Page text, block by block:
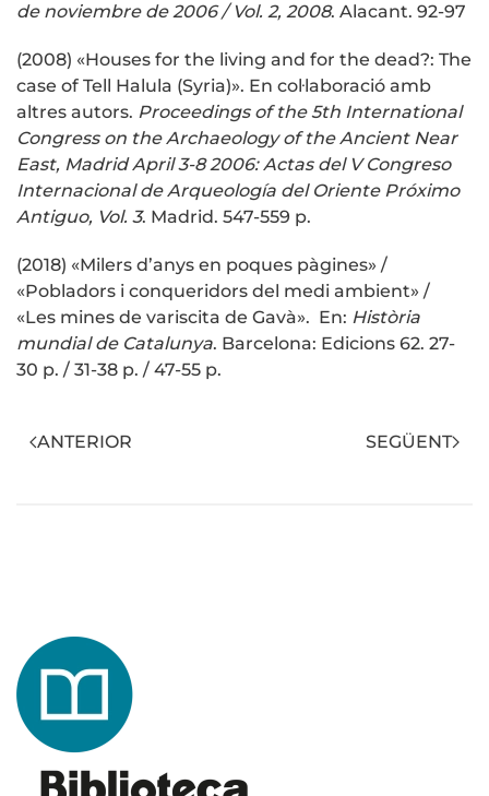
de noviembre de 2006 / Vol. 2, 2008. Alacant. 92-97
(2008) «Houses for the living and for the dead?: The
case of Tell Halula (Syria)». En col·laboració amb
altres autors. Proceedings of the 5th International
Congress on the Archaeology of the Ancient Near
East, Madrid April 3-8 2006: Actas del V Congreso
Internacional de Arqueología del Oriente Próximo
Antiguo, Vol. 3. Madrid. 547-559 p.
(2018) «Milers d’anys en poques pàgines» /
«Pobladors i conqueridors del medi ambient» /
«Les mines de variscita de Gavà». En: Història
mundial de Catalunya. Barcelona: Edicions 62. 27-
30 p. / 31-38 p. / 47-55 p.
ANTERIOR SEGÜENT